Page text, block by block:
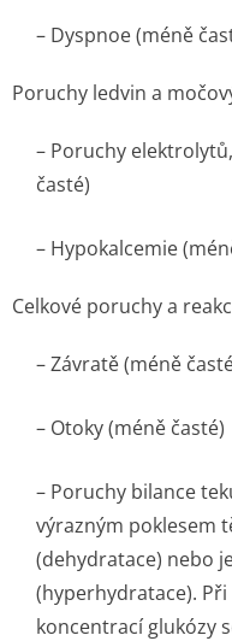
– Dyspnoe (méně
Poruchy ledvin a
– Poruchy
časté)
– Hypokalcemie
Celkové poruchy a
– Závratě (méně
– Otoky (méně časté)
– Poruchy bilance
výrazným poklesem
(dehydratace) nebo
(hyperhydratace).
koncentrací glukózy